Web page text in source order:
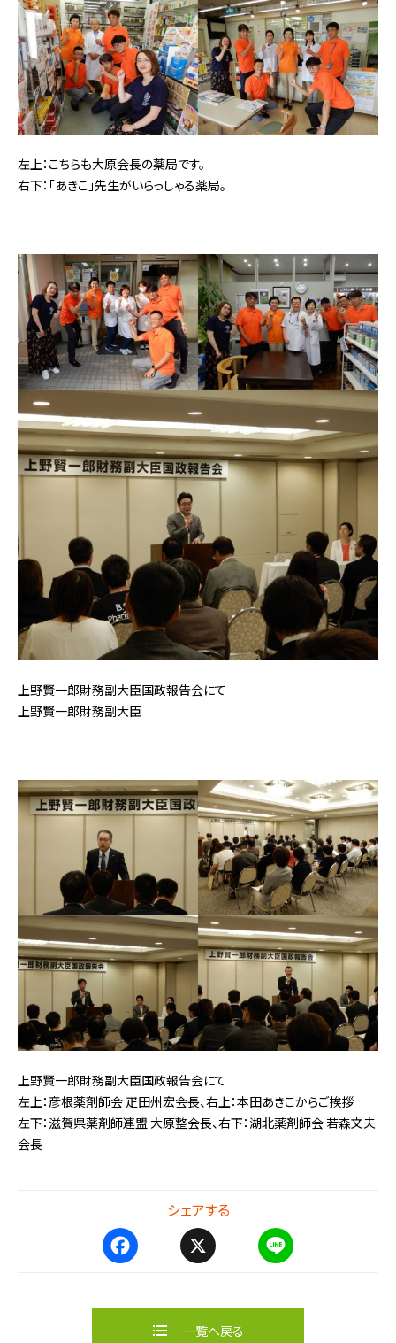
左上：こちらも大原会長の薬局です。
右下：「あきこ」先生がいらっしゃる薬局。
上野賢一郎財務副大臣国政報告会にて
上野賢一郎財務副大臣
上野賢一郎財務副大臣国政報告会にて
左上：彦根薬剤師会 疋田州宏会長、右上：本田あきこからご挨拶
左下：滋賀県薬剤師連盟 大原整会長、右下：湖北薬剤師会 若森文夫
会長
シェアする
e e
一覧へ戻る